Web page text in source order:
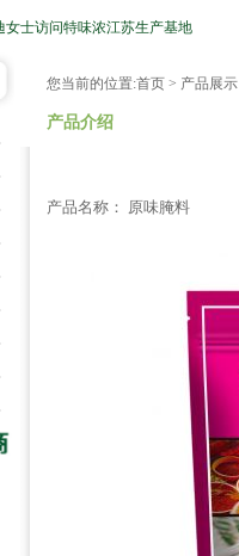
士访问特味浓江苏生产基地
您当前的位置:首页 > 产品展示
产品介绍
产品名称： 原味腌料